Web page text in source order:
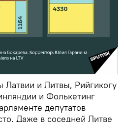
Латвии и Литвы, Рийгикогу
и Фолькетинг
депутатов
Даже в соседней Литве